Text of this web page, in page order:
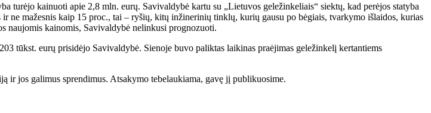
turėjo kainuoti apie 2,8 mln. eurų. Savivaldybė kartu su „Lietuvos geležinkeliais“ siektų, kad perėjos statyba
ne mažesnis kaip 15 proc., tai – ryšių, kitų inžinerinių tinklų, kurių gausu po bėgiais, tvarkymo išlaidos, kurias
naujomis kainomis, Savivaldybė nelinkusi prognozuoti.
tūkst. eurų prisidėjo Savivaldybė. Sienoje buvo paliktas laikinas praėjimas geležinkelį kertantiems
ir jos galimus sprendimus. Atsakymo tebelaukiama, gavę jį publikuosime.